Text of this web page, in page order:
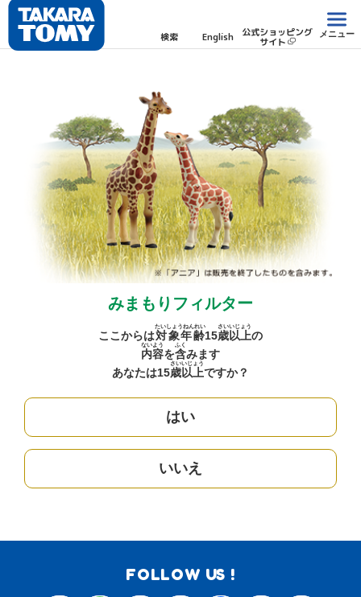
検索 English 公式ショッピング
サイト
メニュー
みまもりフィルター
ここからは対象年齢
たいしょうねんれい
15歳
さい
以上
いじょう
の
内容
ないよう
を含
ふく
みます
あなたは15歳
さい
以上
いじょう
ですか？
はい
いいえ
FOLLOW US !